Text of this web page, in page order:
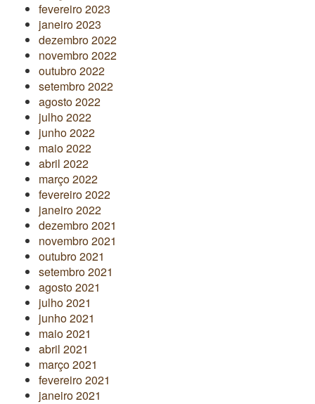
fevereiro 2023
janeiro 2023
dezembro 2022
novembro 2022
outubro 2022
setembro 2022
agosto 2022
julho 2022
junho 2022
maio 2022
abril 2022
março 2022
fevereiro 2022
janeiro 2022
dezembro 2021
novembro 2021
outubro 2021
setembro 2021
agosto 2021
julho 2021
junho 2021
maio 2021
abril 2021
março 2021
fevereiro 2021
janeiro 2021